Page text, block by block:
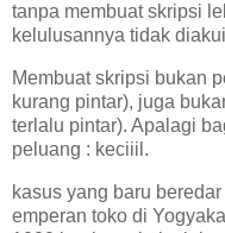
tanpa membuat skripsi
kelulusannya tidak
Membuat skripsi bukan
kurang pintar), juga
terlalu pintar). Apalagi
peluang : keciiil.
kasus yang baru
emperan toko di